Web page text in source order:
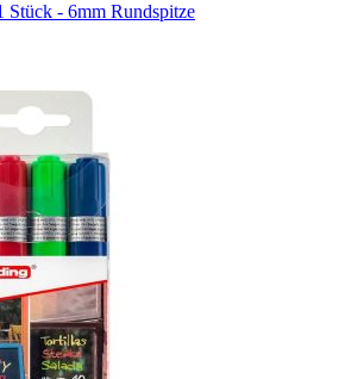
- 6mm Rundspitze